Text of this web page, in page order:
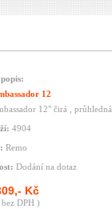
12
12" čirá , průhledná
4904
Remo
Dodání na dotaz
Kč
DPH )